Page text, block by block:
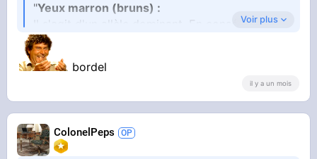
"Yeux marron (bruns) :
Il s'agit d'un allèle dominant. En conséquence,
si un des deux parents a un allèle « marron »,
l'enfant a plus de chance d'avoir les yeux
marron.
couleur d'yeux la plus commune en France
avec 70 % de la population
Voir plus
bordel
il y a un mois
ColonelPeps